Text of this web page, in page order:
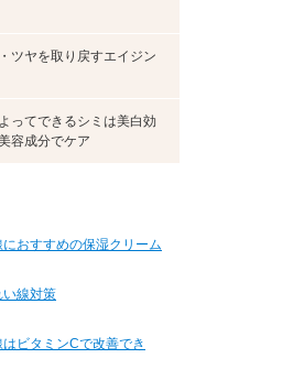
ツヤを取り戻すエイジン
ってできるシミは美白効
容成分でケア
おすすめの保湿クリーム
線対策
ビタミンCで改善でき